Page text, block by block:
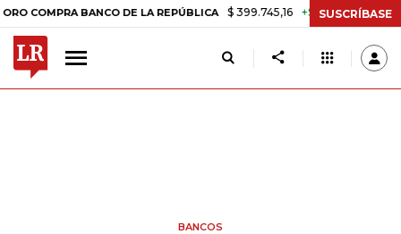
BANCO DE LA REPÚBLICA $ 399.745,16 +$ 2.295,71 +0,58%
SUSCRÍBASE
BANCOS